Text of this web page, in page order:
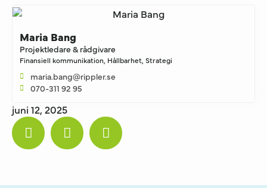
Maria Bang
Projektledare & rådgivare
Finansiell kommunikation Hållbarhet Strategi
maria.bang@rippler.se
070-311 92 95
juni 12, 2025